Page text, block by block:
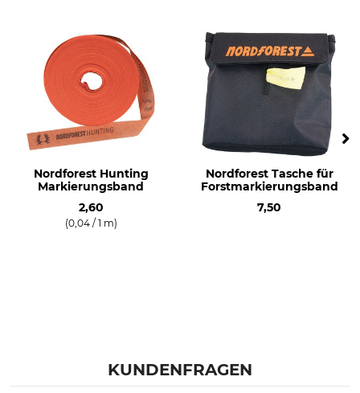
Nordforest Hunting
Markierungsband
2,60
(0,04 / 1 m)
Nordforest Tasche für
Forstmarkierungsband
7,50
KUNDENFRAGEN